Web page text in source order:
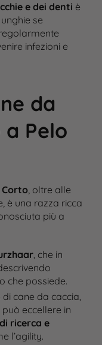
e dei denti è
se
infezioni e
da
a Pelo
Corto, oltre alle
è una razza ricca
più a
, che in
che possiede.
cane da caccia,
eccellere in
ricerca e
l’agility.